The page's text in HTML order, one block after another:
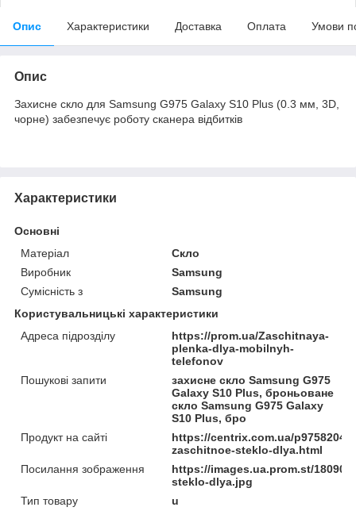
Опис Характеристики Доставка Оплата Умови
Опис
Захисне скло для Samsung G975 Galaxy S10 Plus (0.3 мм, 3D,
чорне) забезпечує роботу сканера відбитків
Характеристики
Основні
Матеріал
Скло
Виробник
Samsung
Сумісність з
Samsung
Користувальницькі характеристики
Адреса підрозділу
https://prom.ua/Zaschitnaya-
plenka-dlya-mobilnyh-
telefonov
Пошукові запити
захисне скло Samsung G975
Galaxy S10 Plus, броньоване
скло Samsung G975 Galaxy
S10 Plus, бро
Продукт на сайті
https://centrix.com.ua/
zaschitnoe-steklo-dlya.html
Посилання зображення
https://images.ua.prom.st/
steklo-dlya.jpg
Тип товару
u